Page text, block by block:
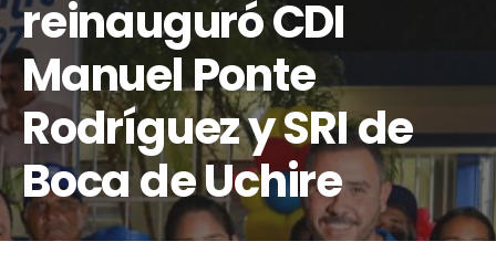
reinauguró CDI
Manuel Ponte
Rodríguez y SRI de
Boca de Uchire